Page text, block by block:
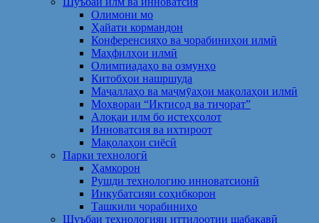
Олимони мо
Ҳайати кормандон
Конференсияҳо ва чорабиниҳои илмӣ
Маҳфилҳои илмӣ
Олимпиадаҳо ва озмунҳо
Китобҳои нашршуда
Маҷаллаҳо ва маҷмӯаҳои мақолаҳои илмӣ
Моҳвораи “Иқтисод ва тиҷорат”
Алоқаи илм бо истеҳсолот
Инноватсия ва ихтироот
Мақолаҳои сиёсӣ
Парки технологӣ
Ҳамкорон
Рушди технологию инноватсионӣ
Инкубатсияи соҳибкорон
Ташкили чорабиниҳо
Шуъбаи технологияи иттилоотии шабакавӣ